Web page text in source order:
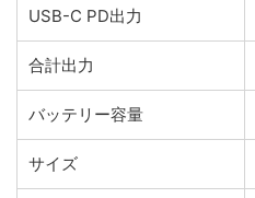
USB-C PD出力
合計出力
バッテリー容量
サイズ